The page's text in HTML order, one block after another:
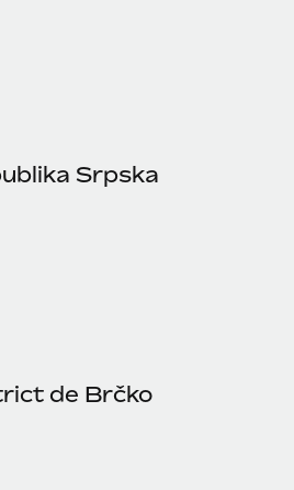
Srpska
de Brčko